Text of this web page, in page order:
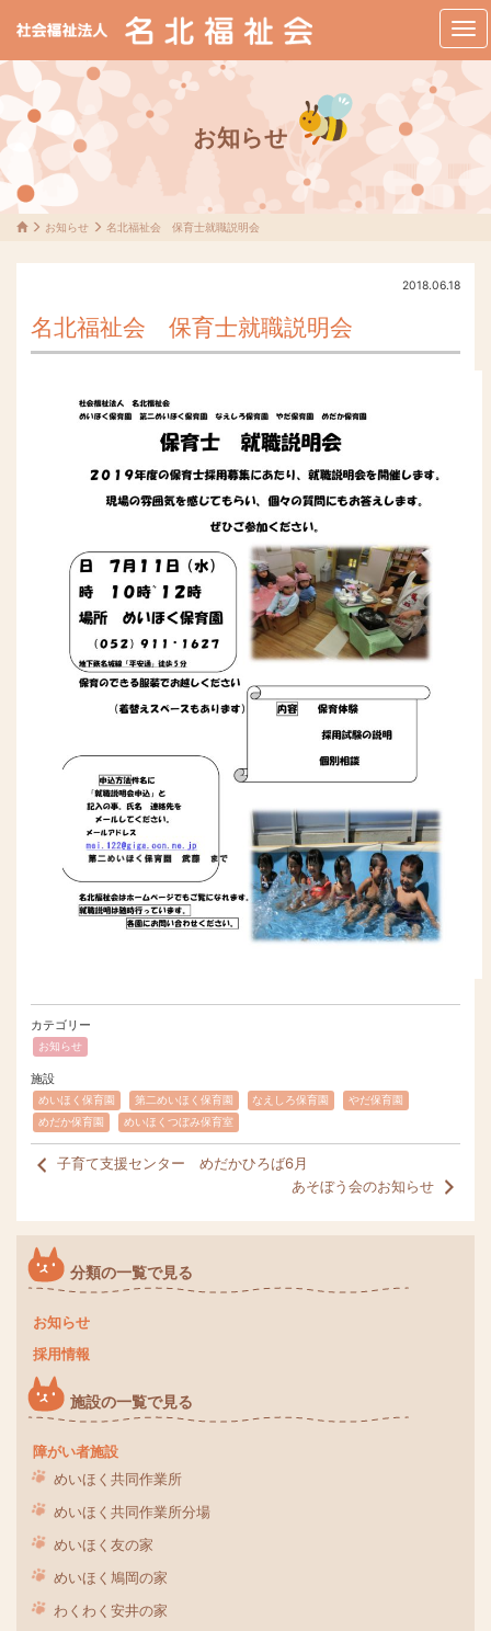
メ
ニ
ュ
ー
お知らせ
お知らせ 名北福祉会 保育士就職説明会
2018.06.18
名北福祉会 保育士就職説明会
カテゴリー
お知らせ
施設
めいほく保育園 第二めいほく保育園 なえしろ保育園
やだ保育園
めだか保育園
めいほくつぼみ保育室
子育て支援センター めだかひろば6月
あそぼう会のお知らせ
分類の一覧で見る
お知らせ
採用情報
施設の一覧で見る
障がい者施設
めいほく共同作業所
めいほく共同作業所分場
めいほく友の家
めいほく鳩岡の家
わくわく安井の家